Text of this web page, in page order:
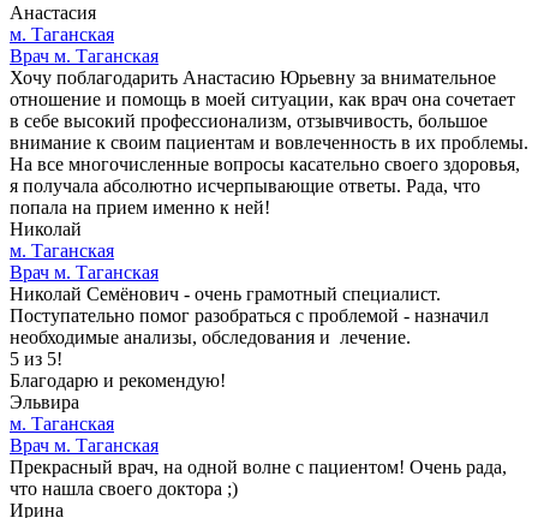
Анастасия
м. Таганская
Врач м. Таганская
Хочу поблагодарить Анастасию Юрьевну за внимательное
отношение и помощь в моей ситуации, как врач она сочетает
в себе высокий профессионализм, отзывчивость, большое
внимание к своим пациентам и вовлеченность в их проблемы.
На все многочисленные вопросы касательно своего здоровья,
я получала абсолютно исчерпывающие ответы. Рада, что
попала на прием именно к ней!
Николай
м. Таганская
Врач м. Таганская
Николай Семёнович - очень грамотный специалист.
Поступательно помог разобраться с проблемой - назначил
необходимые анализы, обследования и лечение.
5 из 5!
Благодарю и рекомендую!
Эльвира
м. Таганская
Врач м. Таганская
Прекрасный врач, на одной волне с пациентом! Очень рада,
что нашла своего доктора ;)
Ирина